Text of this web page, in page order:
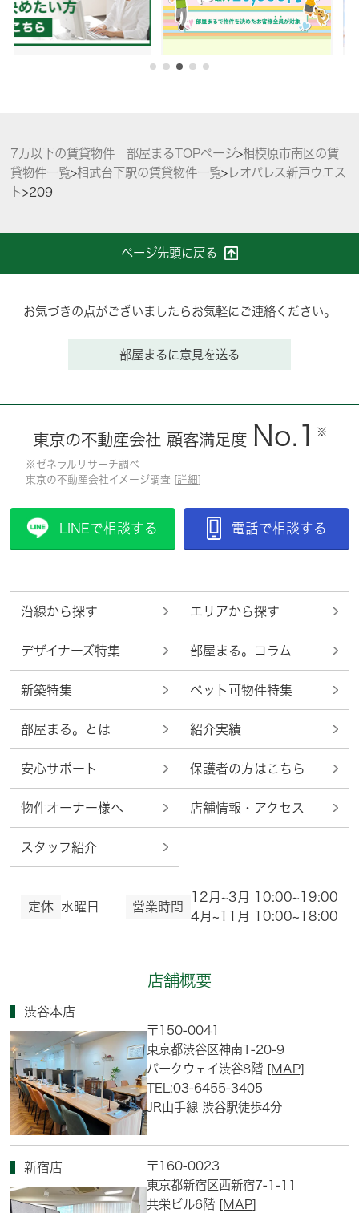
7万以下の賃貸物件 部屋まるTOPページ>相模原市南区の賃
貸物件一覧>相武台下駅の賃貸物件一覧>レオパレス新戸ウエス
ト>209
ページ先頭に戻る
お気づきの点がございましたらお気軽にご連絡ください。
部屋まるに意見を送る
東京の不動産会社 顧客満足度 No.1 ※
※ゼネラルリサーチ調べ
東京の不動産会社イメージ調査 [詳細]
LINEで相談する 電話で相談する
沿線から探す エリアから探す
デザイナーズ特集 部屋まる。コラム
新築特集 ペット可物件特集
部屋まる。とは 紹介実績
安心サポート 保護者の方はこちら
物件オーナー様へ 店舗情報・アクセス
スタッフ紹介
定休 水曜日 営業時間
12月~3月 10:00~19:00
4月~11月 10:00~18:00
店舗概要
渋谷本店
〒150-0041
東京都渋谷区神南1-20-9
パークウェイ渋谷8階 [MAP]
TEL:03-6455-3405
JR山手線 渋谷駅徒歩4分
新宿店
〒160-0023
東京都新宿区西新宿7-1-11
共栄ビル6階 [MAP]